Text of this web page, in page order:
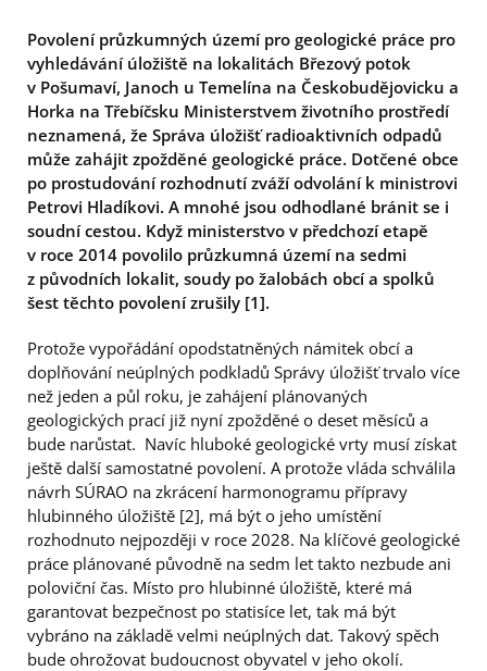
Povolení průzkumných území pro geologické práce pro
vyhledávání úložiště na lokalitách Březový potok
v Pošumaví, Janoch u Temelína na Českobudějovicku a
Horka na Třebíčsku Ministerstvem životního prostředí
neznamená, že Správa úložišť radioaktivních odpadů
může zahájit zpožděné geologické práce. Dotčené obce
po prostudování rozhodnutí zváží odvolání k ministrovi
Petrovi Hladíkovi. A mnohé jsou odhodlané bránit se i
soudní cestou. Když ministerstvo v předchozí etapě
v roce 2014 povolilo průzkumná území na sedmi
z původních lokalit, soudy po žalobách obcí a spolků
šest těchto povolení zrušily [1].
Protože vypořádání opodstatněných námitek obcí a
doplňování neúplných podkladů Správy úložišť trvalo více
než jeden a půl roku, je zahájení plánovaných
geologických prací již nyní zpožděné o deset měsíců a
bude narůstat. Navíc hluboké geologické vrty musí získat
ještě další samostatné povolení. A protože vláda schválila
návrh SÚRAO na zkrácení harmonogramu přípravy
hlubinného úložiště [2], má být o jeho umístění
rozhodnuto nejpozději v roce 2028. Na klíčové geologické
práce plánované původně na sedm let takto nezbude ani
poloviční čas. Místo pro hlubinné úložiště, které má
garantovat bezpečnost po statisíce let, tak má být
vybráno na základě velmi neúplných dat. Takový spěch
bude ohrožovat budoucnost obyvatel v jeho okolí.